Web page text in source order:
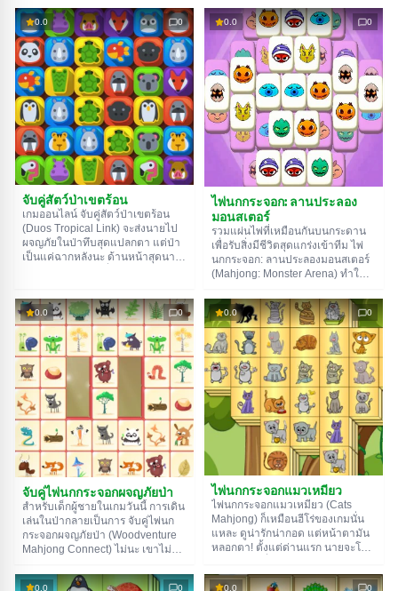
คุณปลดปล่อยพี่น้องตัวน้อยของเรา
มองหาสัตว์ที่เหมือนกันและจับคู่พวก
มัน ในการทำเช่นนี้ พวกมันต้องไป
ตามเส้นทางที่มีทางเลี้ยวไม่เกินสอง
ครั้ง
เหมือนกันเป็นคู่เพื่อล้างกระดาน ไม่มี
ใครกัดคุณหรอก รวมถึงสมาคม
พิทักษ์สัตว์ด้วย
0.0 0
จับคู่สัตว์ป่าเขตร้อน
เกมออนไลน์ จับคู่สัตว์ป่าเขตร้อน
(Duos Tropical Link) จะส่งนายไป
ผจญภัยในป่าทึบสุดแปลกตา แต่ป่า
เป็นแค่ฉากหลังนะ ด้านหน้าสุดนาย
ทางระหว่างพวกมันต้องมีจุดเลี้ยว
น้อยที่สุด นั่นคือแทบจะเป็นเส้นตรง
เลยล่ะ
0.0 0
ไพ่นกกระจอก: ลานประลอง
มอนสเตอร์
รวมแผ่นไพ่ที่เหมือนกันบนกระดาน
เพื่อรับสิ่งมีชีวิตสุดแกร่งเข้าทีม ไพ่
นกกระจอก: ลานประลองมอนสเตอร์
(Mahjong: Monster Arena) ทำให้
มอน พอนายผ่านเข้ารอบทัวร์นาเมน
ต์ไปเรื่อยๆ นักสู้หน้าใหม่ก็จะถูกปลด
ล็อก แต่จำไว้นะว่าศัตรูไม่ได้หลับอยู่
พวกมันก็แข็งแกร่งขึ้นเหมือนกัน ขอ
ให้โชคดี!
0.0 0
จับคู่ไพ่นกกระจอกผจญภัยป่า
สำหรับเด็กผู้ชายในเกมวันนี้ การเดิน
เล่นในป่ากลายเป็นการ จับคู่ไพ่นก
กระจอกผจญภัยป่า (Woodventure
Mahjong Connect) ไม่นะ เขาไม่ได้
มิติไปต่างโลก ความจริงคือไม่มีอะไร
0.0 0
ไพ่นกกระจอกแมวเหมียว
ไพ่นกกระจอกแมวเหมียว (Cats
Mahjong) ก็เหมือนฮีโร่ของเกมนั่น
แหละ ดูน่ารักน่ากอด แต่หน้าตามัน
หลอกตา! ตั้งแต่ด่านแรก นายจะโดน
แนะนำตัว ไม่มีการสอนเล่น หรือ
0.0 0 0.0 0